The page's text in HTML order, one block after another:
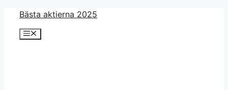
Skip
content
Bästa aktierna 2025
Menu